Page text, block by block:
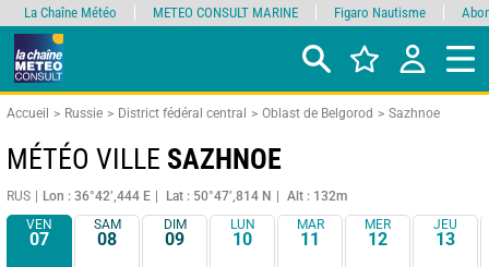
Accueil Russie District fédéral central Oblast de Belgorod Sazhnoe
MÉTÉO VILLE SAZHNOE
RUS Lon : 36°42’,444 E Lat : 50°47’,814 N
Alt : 132m
VEN
07
SAM
08
DIM
09
LUN
10
MAR
11
MER
12
JEU
13
La Chaîne Météo METEO CONSULT MARINE Figaro Nautisme